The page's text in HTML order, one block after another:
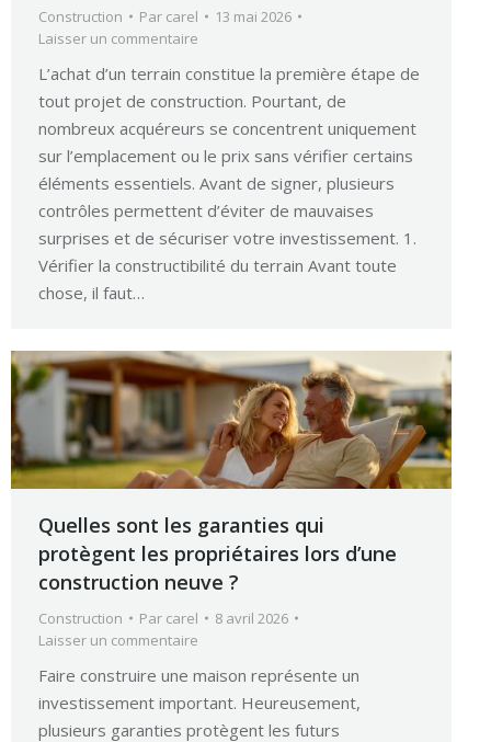
Construction Par carel
13 mai 2026
Laisser un commentaire
L’achat d’un terrain constitue la première étape de
tout projet de construction. Pourtant, de
nombreux acquéreurs se concentrent uniquement
sur l’emplacement ou le prix sans vérifier certains
éléments essentiels. Avant de signer, plusieurs
contrôles permettent d’éviter de mauvaises
surprises et de sécuriser votre investissement. 1.
Vérifier la constructibilité du terrain Avant toute
chose, il faut…
Quelles sont les garanties qui
protègent les propriétaires lors d’une
construction neuve ?
Construction Par carel
8 avril 2026
Laisser un commentaire
Faire construire une maison représente un
investissement important. Heureusement,
plusieurs garanties protègent les futurs